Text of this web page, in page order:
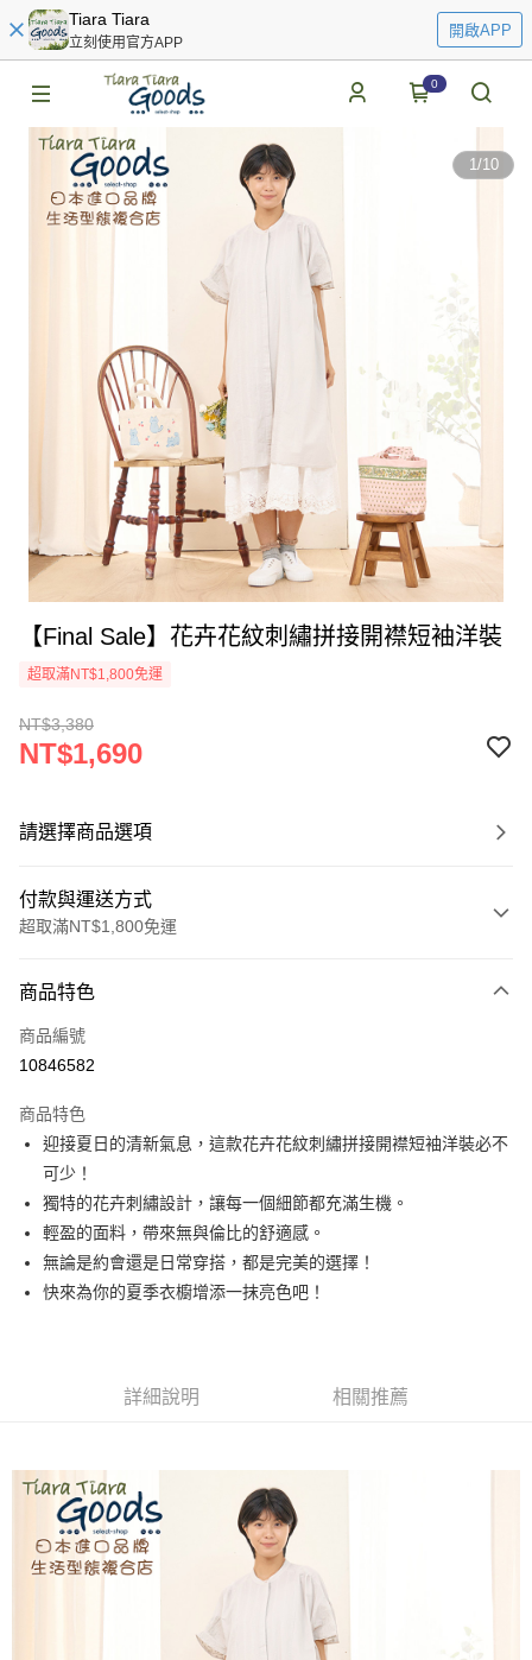
Tiara Tiara
立刻使用官方APP
開啟APP
0
1/10
【Final Sale】花卉花紋刺繡拼接開襟短袖洋裝
超取滿NT$1,800免運
NT$3,380
NT$1,690
請選擇商品選項
付款與運送方式
超取滿NT$1,800免運
信用卡一次付款
超商取貨付款
Apple Pay
街口支付
悠遊付
Google Pay
１．簡單：不需註冊會員、不需綁卡、不需儲值。
２．便利：只要手機號碼，簡訊認證，即可結帳。
３．安心：先確認商品／服務後，再付款。
【「AFTEE先享後付」結帳流程】
１．於結帳方式選擇「AFTEE先享後付」後，將跳轉至「AFTEE先享後付」
結帳頁面，進行簡訊認證並確認金額後，即可完成結帳。
２．訂單成立數日內，您將收到繳費通知簡訊。
３．收到繳費通知簡訊後14天內，點擊此簡訊中的連結，可透過四大超商／
運送方式
全家取貨付款
每筆NT$60，滿NT$1,800(含以上)免運費
每筆NT$60，滿NT$1,800(含以上)免運費
商品特色
商品編號
10846582
商品特色
迎接夏日的清新氣息，這款花卉花紋刺繡拼接開襟短袖洋裝必不
可少！
獨特的花卉刺繡設計，讓每一個細節都充滿生機。
輕盈的面料，帶來無與倫比的舒適感。
無論是約會還是日常穿搭，都是完美的選擇！
快來為你的夏季衣櫥增添一抹亮色吧！
詳細說明 相關推薦